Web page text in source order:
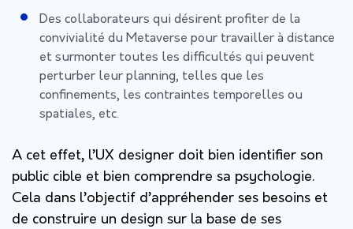
Des collaborateurs qui désirent profiter de la
convivialité du Metaverse pour travailler à distance
et surmonter toutes les difficultés qui peuvent
perturber leur planning, telles que les
confinements, les contraintes temporelles ou
spatiales, etc.
A cet effet, l’UX designer doit bien identifier son
public cible et bien comprendre sa psychologie.
Cela dans l’objectif d’appréhender ses besoins et
de construire un design sur la base de ses